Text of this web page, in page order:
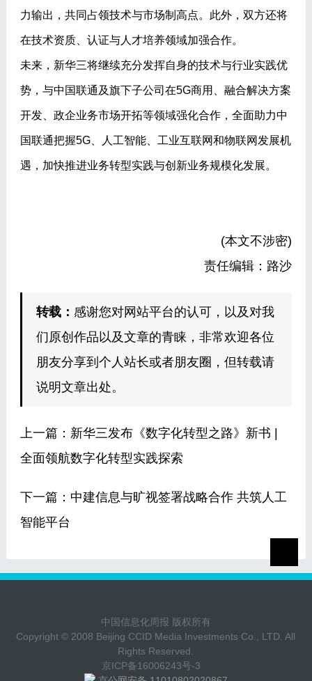
力输出，共同占领技术与市场制高点。此外，双方还将
在技术资质、认证与人才培养领域加强合作。
未来，新华三将继续充分发挥自身的技术与行业实践优
势，与中国联通及旗下子公司在5G商用、融合解决方案
开发、政企业务市场开拓等领域强化合作，全面助力中
国联通把握5G、人工智能、工业互联网和物联网发展机
遇，加快推进业务转型实践与创新业务规模化发展。
(本文不涉密)
责任编辑：路沙
转载： 感谢您对网站平台的认可，以及对我
们原创作品以及文章的青睐，非常欢迎各位
朋友分享到个人站长或者朋友圈，但转载请
说明文章出处。
上一篇： 新华三发布《数字化转型之路》新书 |
全面领航数字化转型实践探索
下一篇： 中建信息与旷视签署战略合作 共筑人工
智能平台
中国信息化周报 版权所有
Copyright © 2008 Beijing CCID Media Investments Co., LTD. All
Rights Reserved.
京ICP备16006243号-3